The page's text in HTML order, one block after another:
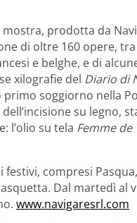
mostra, prodotta da
di oltre 160 opere,
e belghe, e di
xilografie del Diario di
soggiorno nella
su legno,
l’olio su tela Femme de
compresi
Dal martedì al
www.navigaresrl.com